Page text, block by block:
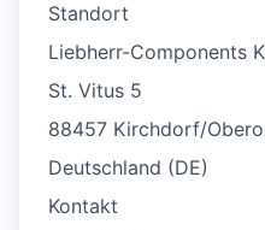
Standort
Liebherr-Components
St. Vitus 5
88457 Kirchdorf/
Deutschland (DE)
Kontakt